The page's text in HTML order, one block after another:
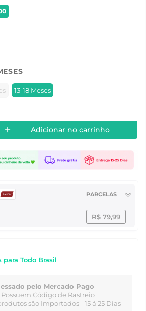
13-18 Meses
Adicionar no carrinho
PARCELAS
R$ 79,99
para Todo Brasil
pelo Mercado Pago
Código de Rastreio
são Importados - 15 á 25 Dias